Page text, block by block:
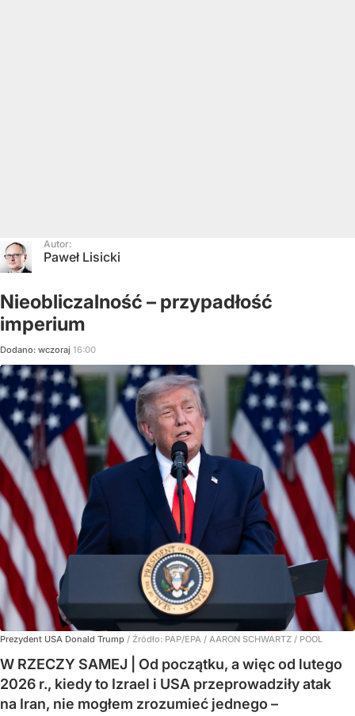
Autor:
Paweł Lisicki
Nieobliczalność – przypadłość
imperium
Dodano: wczoraj 16:00
Prezydent USA Donald Trump / Źródło: PAP/EPA / AARON SCHWARTZ / POOL
W RZECZY SAMEJ | Od początku, a więc od lutego
2026 r., kiedy to Izrael i USA przeprowadziły atak
na Iran, nie mogłem zrozumieć jednego –